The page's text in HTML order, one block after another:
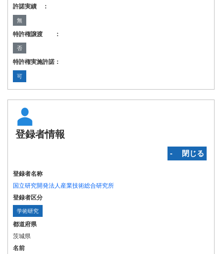
許諾実績 ：
無
特許権譲渡 ：
否
特許権実施許諾：
可
登録者情報
‐ 閉じる
登録者名称
国立研究開発法人産業技術総合研究所
登録者区分
学術研究
都道府県
茨城県
名前